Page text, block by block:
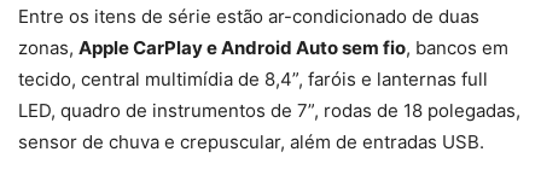
Entre os itens de série estão ar-condicionado de duas
zonas, Apple CarPlay e Android Auto sem fio, bancos em
tecido, central multimídia de 8,4”, faróis e lanternas full
LED, quadro de instrumentos de 7”, rodas de 18 polegadas,
sensor de chuva e crepuscular, além de entradas USB.